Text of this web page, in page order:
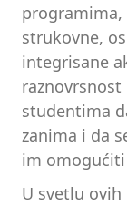
strukovne,
integrisane
studentima
zanima i da
im
U svetlu ovih